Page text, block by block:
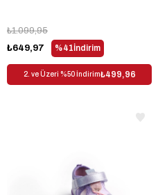
%41İndirim
₺649,97
₺1.099,95
2. ve Üzeri %50 İndirim₺499,96